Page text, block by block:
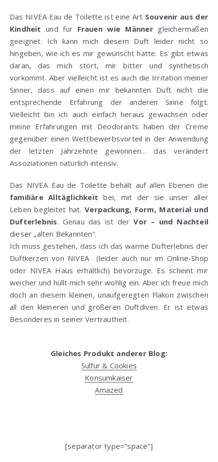
Das NIVEA Eau de Toilette ist eine Art Souvenir aus der
Kindheit und für Frauen wie Männergleichermaßen
geeignet. Ich kann mich diesem Duft leider nicht so
hingeben, wie ich es mir gewünscht hätte. Es gibt etwas
daran, das mich stört, mir bitter und synthetisch
vorkommt. Aber vielleicht ist es auch die Irritation meiner
Sinner, dass auf einen mir bekannten Duft nicht die
entsprechende Erfahrung der anderen Sinne folgt.
Vielleicht bin ich auch einfach heraus gewachsen oder
meine Erfahrungen mit Deodorants haben der Creme
gegenüber einen Wettbewerbsvorteil in der Anwendung
der letzten Jahrzehnte gewonnen… das verändert
Assoziationen natürlich intensiv.
Das NIVEA Eau de Toilette behält auf allen Ebenen die
familiäre Alltäglichkeit bei, mit der sie unser aller
Leben begleitet hat.Verpackung, Form, Material und
Dufterlebnis. Genau das ist derVor – und Nachteil
dieser „alten Bekannten“.
Ich muss gestehen, dass ich das warme Dufterlebnis der
Duftkerzen von NIVEA (leider auch nur im Online-Shop
oder NIVEA Haus erhältlich) bevorzuge. Es scheint mir
weicher und hüllt mich sehr wohlig ein. Aber ich freue mich
doch an diesem kleinen, unaufgeregten Flakon zwischen
all den kleineren und größeren Duftdiven. Er ist etwas
Besonderes in seiner Vertrautheit.
Gleiches Produkt anderer Blog:
Sulfur & Cookies
Konsumkaiser
Amazed
[separator type=“space“]